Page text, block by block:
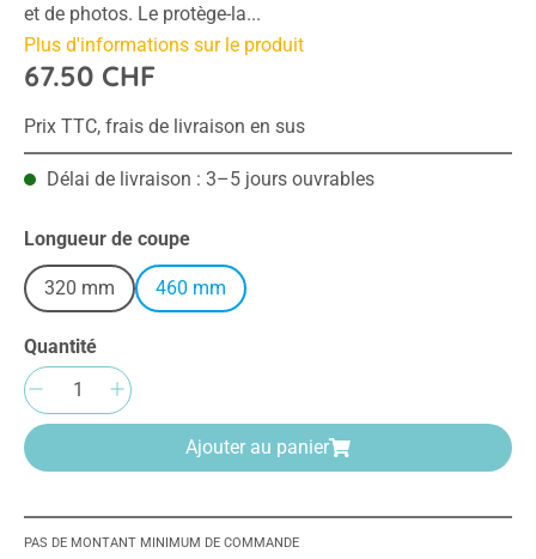
et de photos. Le protège-la...
Plus d'informations sur le produit
67.50 CHF
Prix TTC, frais de livraison en sus
Délai de livraison : 3–5 jours ouvrables
Sélectionnez
Longueur de coupe
320 mm 460 mm
Quantité
Quantité de produit : Entrez la quantité
Ajouter au panier
PAS DE MONTANT MINIMUM DE COMMANDE